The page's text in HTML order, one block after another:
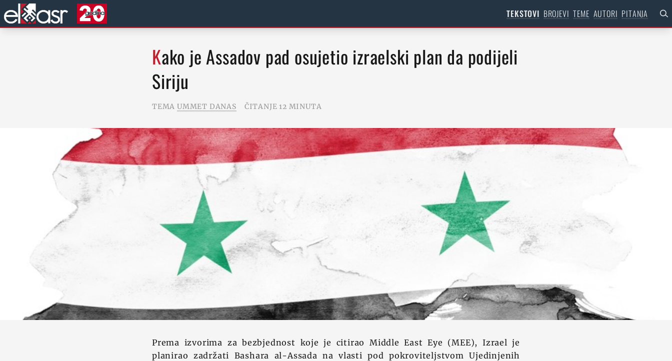
TEKSTOVI BROJEVI TEME AUTORI PITANJA
Kako je Assadov pad osujetio izraelski plan da podijeli
Siriju
TEMA UMMET DANAS ČITANJE 12 MINUTA
Prema izvorima za bezbjednost koje je citirao Middle East Eye (MEE), Izrael je
planirao zadržati Bashara al-Assada na vlasti pod pokroviteljstvom Ujedinjenih